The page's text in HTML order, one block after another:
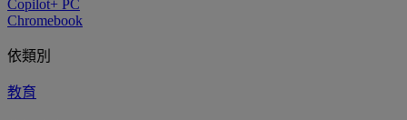
Copilot+ PC
Chromebook
依類別
教育